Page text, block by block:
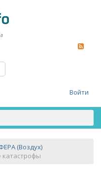
Войти
(Воздух)